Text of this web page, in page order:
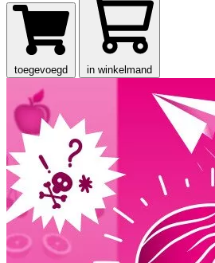
toegevoegd in winkelmand